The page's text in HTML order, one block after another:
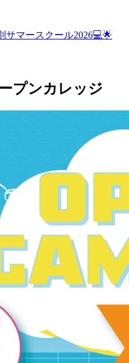
マースクール2026💻🌟
プンカレッジ